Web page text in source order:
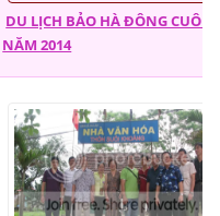
DU LỊCH BẢO HÀ ĐÔNG
NĂM 2014